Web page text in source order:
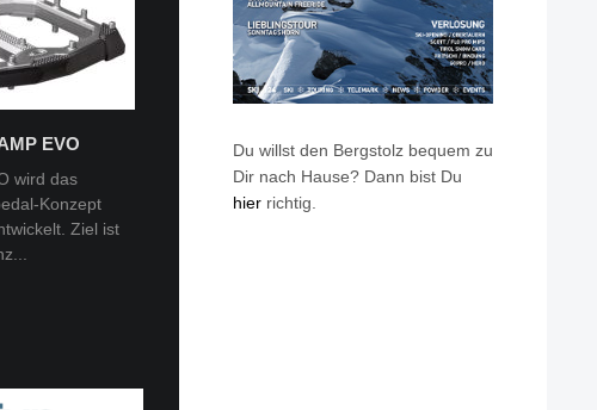
EVO
wird das
Konzept
Ziel ist
Deer
Name: Tobi
Van
Du willst den Bergstolz bequem zu
Dir nach Hause? Dann bist Du
hierrichtig.